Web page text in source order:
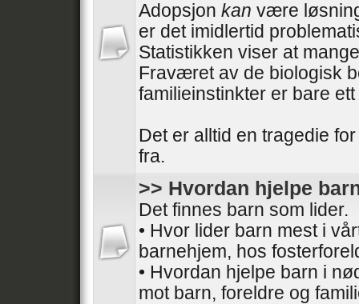
Adopsjon kan være
er det imidlertid
Statistikken viser at
Fraværet av de biologisk
familieinstinkter er bare
Det er alltid en tragedie
fra.
>> Hvordan hjelpe
Det finnes barn som lider.
• Hvor lider barn mest i
barnehjem, hos
• Hvordan hjelpe barn i
mot barn, foreldre og